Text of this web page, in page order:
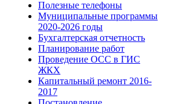
Полезные телефоны
Муниципальные программы
2020-2026 годы
Бухгалтерская отчетность
Планирование работ
Проведение ОСС в ГИС
ЖКХ
Капитальный ремонт 2016-
2017